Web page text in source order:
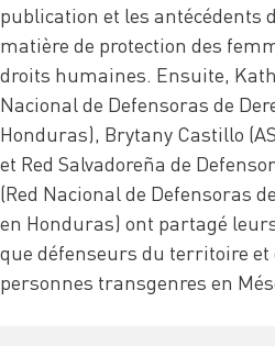
publication et les antécédents
matière de protection des
droits humaines. Ensuite,
Nacional de Defensoras de
Honduras), Brytany Castillo
et Red Salvadoreña de
(Red Nacional de Defensoras
en Honduras) ont partagé
que défenseurs du territoire et
personnes transgenres en